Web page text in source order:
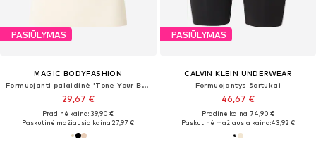
PASIŪLYMAS
MAGIC BODYFASHION
Formuojanti palaidinė 'Tone Your Body'
29,67 €
Pradinė kaina: 39,90 €
Paskutinė mažiausia kaina:27,97 €
PASIŪLYMAS
CALVIN KLEIN UNDERWEAR
Formuojantys šortukai
46,67 €
Pradinė kaina: 74,90 €
Paskutinė mažiausia kaina:43,92 €